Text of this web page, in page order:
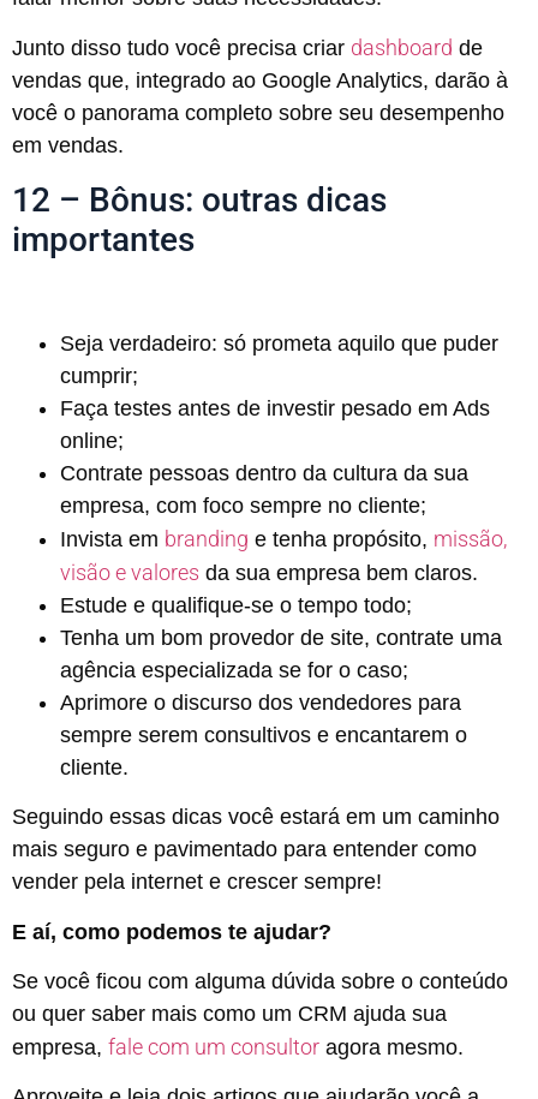
Junto disso tudo você precisa criar dashboard de
vendas que, integrado ao Google Analytics, darão à
você o panorama completo sobre seu desempenho
em vendas.
12 – Bônus: outras dicas
importantes
Seja verdadeiro: só prometa aquilo que puder
cumprir;
Faça testes antes de investir pesado em Ads
online;
Contrate pessoas dentro da cultura da sua
empresa, com foco sempre no cliente;
Invista em branding e tenha propósito, missão,
visão e valores da sua empresa bem claros.
Estude e qualifique-se o tempo todo;
Tenha um bom provedor de site, contrate uma
agência especializada se for o caso;
Aprimore o discurso dos vendedores para
sempre serem consultivos e encantarem o
cliente.
Seguindo essas dicas você estará em um caminho
mais seguro e pavimentado para entender como
vender pela internet e crescer sempre!
E aí, como podemos te ajudar?
Se você ficou com alguma dúvida sobre o conteúdo
ou quer saber mais como um CRM ajuda sua
empresa, fale com um consultor agora mesmo.